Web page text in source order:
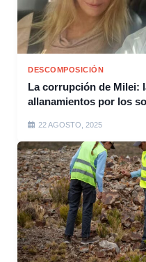
DESCOMPOSICIÓN
La corrupción de Milei:
allanamientos por los
22 AGOSTO, 2025